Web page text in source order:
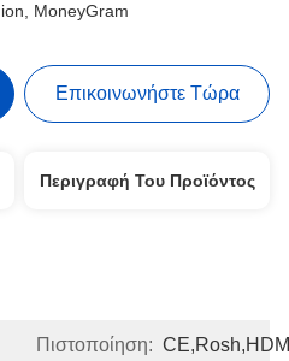
MoneyGram
Επικοινωνήστε Τώρα
Περιγραφή Του Προϊόντος
Πιστοποίηση: